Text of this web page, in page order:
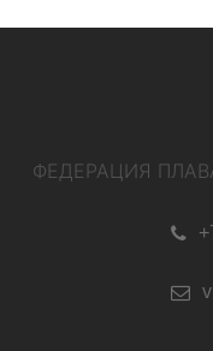
ФЕДЕРАЦИЯ